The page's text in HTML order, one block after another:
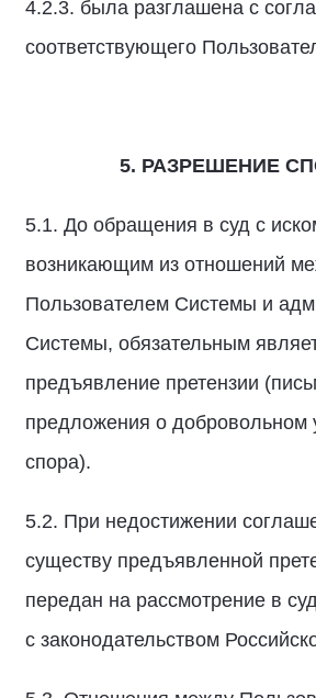
4.2.3. была разглашена с
соответствующего
5. РАЗРЕШЕНИЕ
5.1. До обращения в суд с
возникающим из отношений
Пользователем Системы и
Системы, обязательным
предъявление претензии
предложения о добровольном
спора).
5.2. При недостижении
существу предъявленной
передан на рассмотрение в
с законодательством